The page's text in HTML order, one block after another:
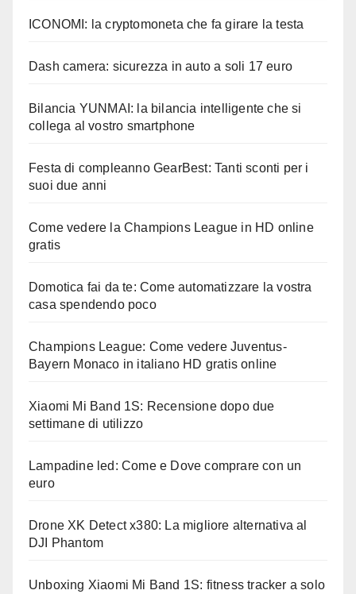
ICONOMI: la cryptomoneta che fa girare la testa
Dash camera: sicurezza in auto a soli 17 euro
Bilancia YUNMAI: la bilancia intelligente che si
collega al vostro smartphone
Festa di compleanno GearBest: Tanti sconti per i
suoi due anni
Come vedere la Champions League in HD online
gratis
Domotica fai da te: Come automatizzare la vostra
casa spendendo poco
Champions League: Come vedere Juventus-
Bayern Monaco in italiano HD gratis online
Xiaomi Mi Band 1S: Recensione dopo due
settimane di utilizzo
Lampadine led: Come e Dove comprare con un
euro
Drone XK Detect x380: La migliore alternativa al
DJI Phantom
Unboxing Xiaomi Mi Band 1S: fitness tracker a solo